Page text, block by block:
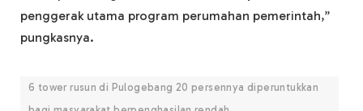
penggerak utama program perumahan pemerintah,”
pungkasnya.
6 tower rusun di Pulogebang 20 persennya diperuntukkan